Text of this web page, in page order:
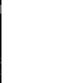
SCUOLA
P. IVA